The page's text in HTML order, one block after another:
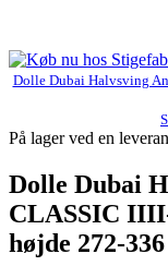
Dolle Dubai Halvsving
På lager ved en
Dolle Dubai
CLASSIC
højde 272-